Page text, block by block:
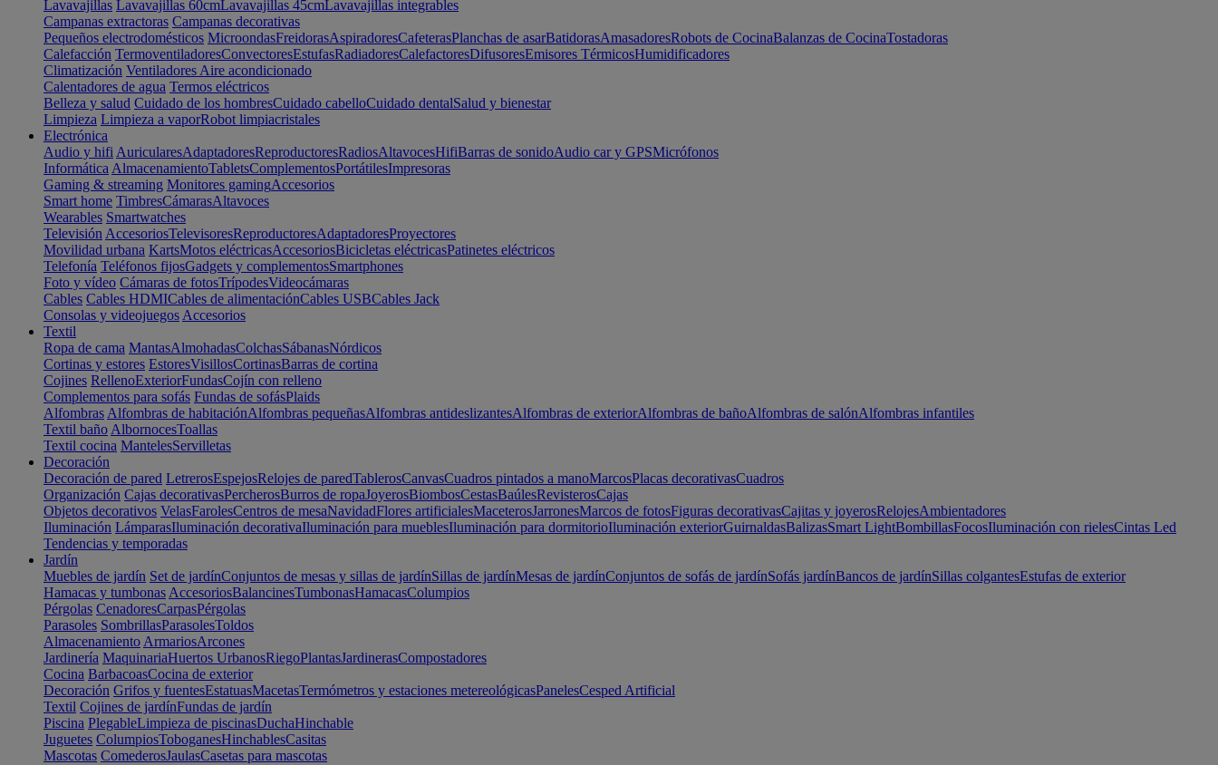
Lavavajillas Lavavajillas 60cmLavavajillas 45cmLavavajillas integrables
Campanas extractoras Campanas decorativas
Pequeños electrodomésticos MicroondasFreidorasAspiradoresCafeterasPlanchas de asarBatidorasAmasadoresRobots de CocinaBalanzas de CocinaTostadoras
Calefacción TermoventiladoresConvectoresEstufasRadiadoresCalefactoresDifusoresEmisores TérmicosHumidificadores
Climatización Ventiladores Aire acondicionado
Calentadores de agua Termos eléctricos
Belleza y salud Cuidado de los hombresCuidado cabelloCuidado dentalSalud y bienestar
Limpieza Limpieza a vaporRobot limpiacristales
Electrónica
Audio y hifi AuricularesAdaptadoresReproductoresRadiosAltavocesHifiBarras de sonidoAudio car y GPSMicrófonos
Informática AlmacenamientoTabletsComplementosPortátilesImpresoras
Gaming & streaming Monitores gamingAccesorios
Smart home TimbresCámarasAltavoces
Wearables Smartwatches
Televisión AccesoriosTelevisoresReproductoresAdaptadoresProyectores
Movilidad urbana KartsMotos eléctricasAccesoriosBicicletas eléctricasPatinetes eléctricos
Telefonía Teléfonos fijosGadgets y complementosSmartphones
Foto y vídeo Cámaras de fotosTrípodesVideocámaras
Cables Cables HDMICables de alimentaciónCables USBCables Jack
Consolas y videojuegos Accesorios
Textil
Ropa de cama MantasAlmohadasColchasSábanasNórdicos
Cortinas y estores EstoresVisillosCortinasBarras de cortina
Cojines RellenoExteriorFundasCojín con relleno
Complementos para sofás Fundas de sofásPlaids
Alfombras Alfombras de habitaciónAlfombras pequeñasAlfombras antideslizantesAlfombras de exteriorAlfombras de bañoAlfombras de salónAlfombras infantiles
Textil baño AlbornocesToallas
Textil cocina MantelesServilletas
Decoración
Decoración de pared LetrerosEspejosRelojes de paredTablerosCanvasCuadros pintados a manoMarcosPlacas decorativasCuadros
Organización Cajas decorativasPercherosBurros de ropaJoyerosBiombosCestasBaúlesRevisterosCajas
Objetos decorativos VelasFarolesCentros de mesaNavidadFlores artificialesMaceterosJarronesMarcos de fotosFiguras decorativasCajitas y joyerosRelojesAmbientadores
Iluminación LámparasIluminación decorativaIluminación para mueblesIluminación para dormitorioIluminación exteriorGuirnaldasBalizasSmart LightBombillasFocosIluminación con rielesCintas Led
Tendencias y temporadas
Jardín
Muebles de jardín Set de jardínConjuntos de mesas y sillas de jardínSillas de jardínMesas de jardínConjuntos de sofás de jardínSofás jardínBancos de jardínSillas colgantesEstufas de exterior
Hamacas y tumbonas AccesoriosBalancinesTumbonasHamacasColumpios
Pérgolas CenadoresCarpasPérgolas
Parasoles SombrillasParasolesToldos
Almacenamiento ArmariosArcones
Jardinería MaquinariaHuertos UrbanosRiegoPlantasJardinerasCompostadores
Cocina BarbacoasCocina de exterior
Decoración Grifos y fuentesEstatuasMacetasTermómetros y estaciones metereológicasPanelesCesped Artificial
Textil Cojines de jardínFundas de jardín
Piscina PlegableLimpieza de piscinasDuchaHinchable
Juguetes ColumpiosToboganesHinchablesCasitas
Mascotas ComederosJaulasCasetas para mascotas